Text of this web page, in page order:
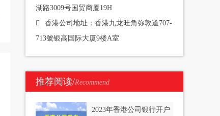
湖路3009号国贸商厦19H
香港公司地址：香港九龙旺角弥敦道707-
713號银高国际大厦9楼A室
推荐阅读/Recommend
2023年香港公司银行开户